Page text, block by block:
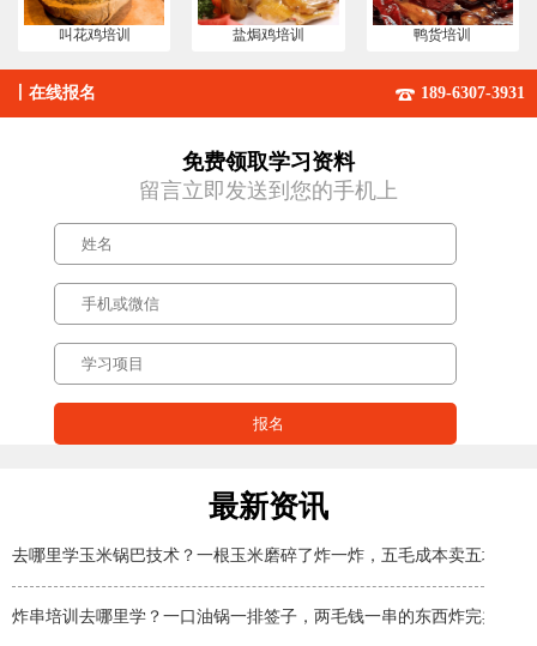
叫花鸡培训 盐焗鸡培训 鸭货培训
在线报名 189-6307-3931
免费领取学习资料
留言立即发送到您的手机上
最新资讯
去哪里学玉米锅巴技术？一根玉米磨碎了炸一炸，五毛成本卖五块
炸串培训去哪里学？一口油锅一排签子，两毛钱一串的东西炸完卖两块